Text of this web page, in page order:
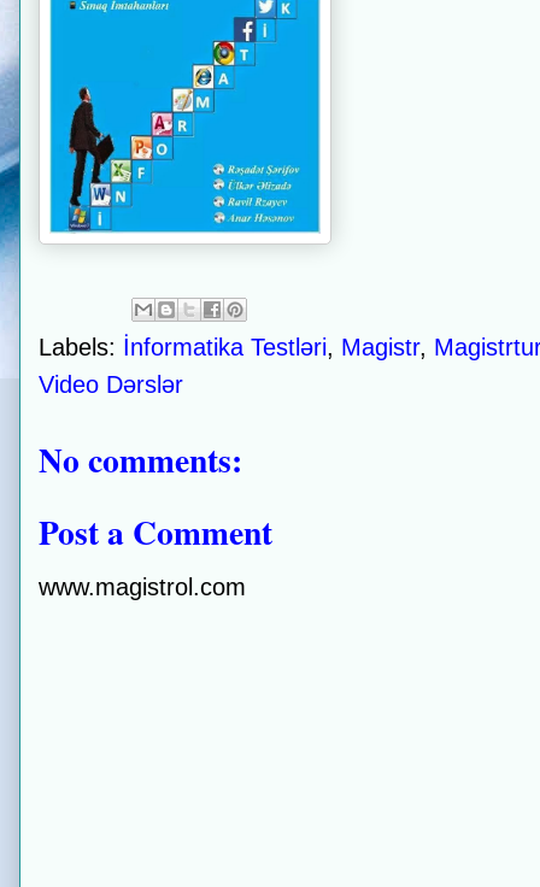
Labels: İnformatika Testləri, Magistr,
Video Dərslər
No comments:
Post a Comment
www.magistrol.com